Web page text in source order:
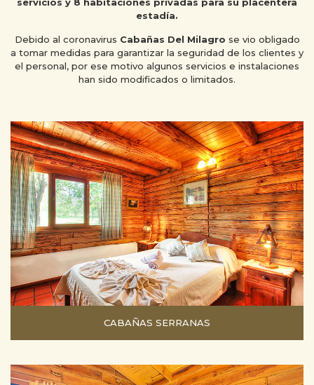
estadía.
Debido al coronavirus Cabañas Del Milagro se vio obligado
a tomar medidas para garantizar la seguridad de los clientes y
el personal, por ese motivo algunos servicios e instalaciones
han sido modificados o limitados.
CABAÑAS SERRANAS